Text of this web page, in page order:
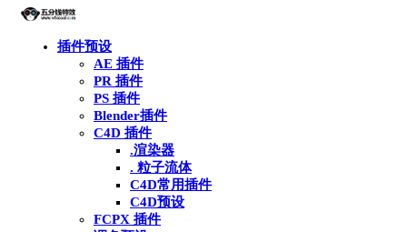
插件预设
AE 插件
PR 插件
PS 插件
Blender插件
C4D 插件
.渲染器
. 粒子流体
C4D常用插件
C4D预设
FCPX 插件